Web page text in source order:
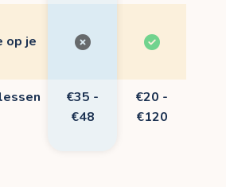
op je
€35 -
€48
€20 -
€120